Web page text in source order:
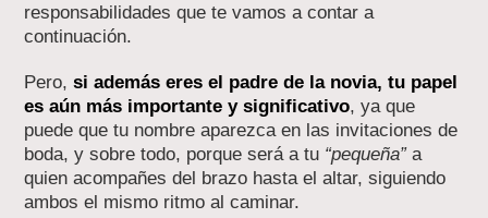
responsabilidades que te vamos a contar a
continuación.
Pero,si además eres el padre de la novia, tu papel
es aún más importante y significativo, ya que
puede que tu nombre aparezca en las invitaciones de
boda, y sobre todo, porque será a tu “pequeña”a
quien acompañes del brazo hasta el altar, siguiendo
ambos el mismo ritmo al caminar.